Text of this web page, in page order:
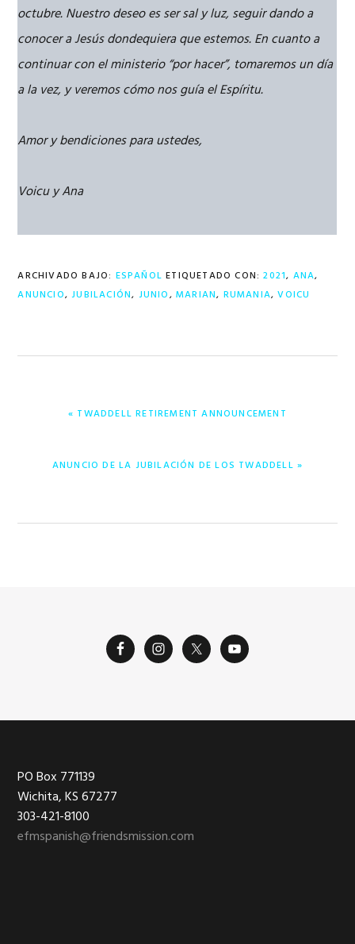
octubre. Nuestro deseo es ser sal y luz, seguir dando a
conocer a Jesús dondequiera que estemos. En cuanto a
continuar con el ministerio “por hacer”, tomaremos un día
a la vez, y veremos cómo nos guía el Espíritu.
Amor y bendiciones para ustedes,
Voicu y Ana
ARCHIVADO BAJO: ESPAÑOL ETIQUETADO CON:2021, ANA,
ANUNCIO,JUBILACIÓN, JUNIO,MARIAN, RUMANIA,VOICU
ENTRADA
« TWADDELL RETIREMENT ANNOUNCEMENT
ENTRADA
ANUNCIO DE LA JUBILACIÓN DE LOS TWADDELL »
Footer
PO Box 771139
Wichita, KS 67277
303-421-8100
efmspanish@friendsmission.com